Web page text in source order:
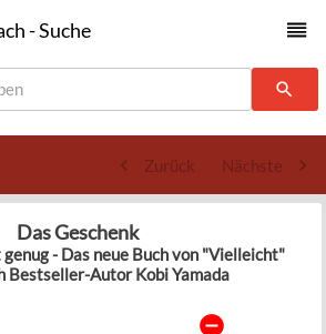
- Suche
Zurück Nächste
Das Geschenk
- Das neue Buch von "Vielleicht"
Bestseller-Autor Kobi Yamada